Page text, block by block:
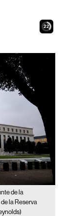
21
de la
la Reserva